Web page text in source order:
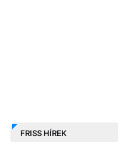
FRISS HÍREK